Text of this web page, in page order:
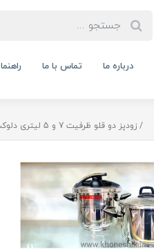
درباره ما تماس با ما راهنما
زودپز دو قلو ظرفیت 7 و 5 لیتری دلوکس راسل ترکیه مدل R-155 ( کد کالا : 100506)